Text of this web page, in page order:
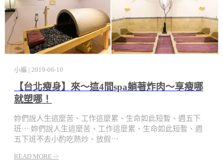
【台北瘦身】來～這4間spa躺著炸肉～享瘦哪
就塑哪！
小編 | 2019-06-10
妳們說人生這麼苦、工作這麼累、生命如此短暫、週五下
班⋯ 妳們說人生這麼苦、工作這麼累、生命如此短暫、週
五下班不去小酌吃熱炒、放假⋯
READ MORE ->